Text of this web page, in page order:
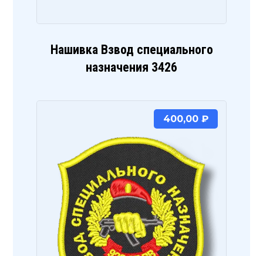
Нашивка Взвод специального
назначения 3426
400,00 ₽